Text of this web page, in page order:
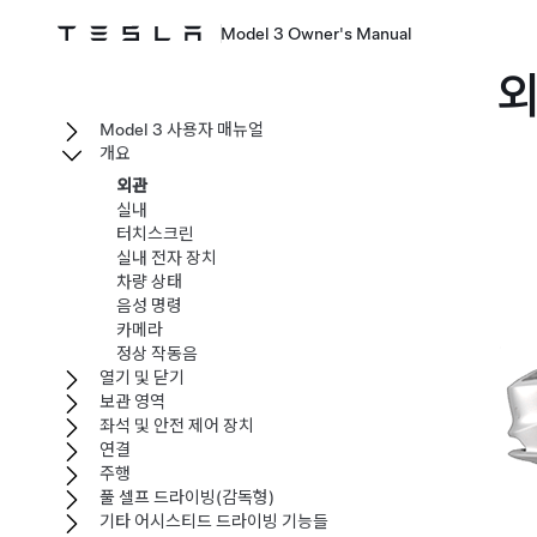
Model 3 Owner's Manual
Model 3 사용자 매뉴얼
개요
외관
실내
터치스크린
실내 전자 장치
차량 상태
음성 명령
카메라
정상 작동음
열기 및 닫기
보관 영역
좌석 및 안전 제어 장치
연결
주행
풀 셀프 드라이빙(감독형)
기타 어시스티드 드라이빙 기능들